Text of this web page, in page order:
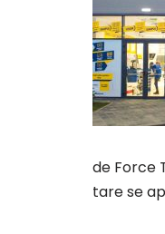
de Force
tare se